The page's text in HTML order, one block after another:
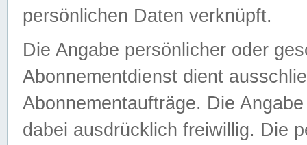
persönlichen Daten verknüpft.
Die Angabe persönlicher oder
Abonnementdienst dient
Abonnementaufträge. Die
dabei ausdrücklich freiwillig. Die